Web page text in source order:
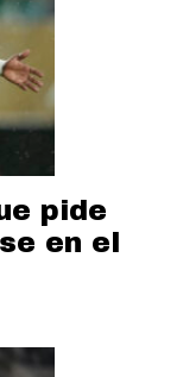
pide
en el